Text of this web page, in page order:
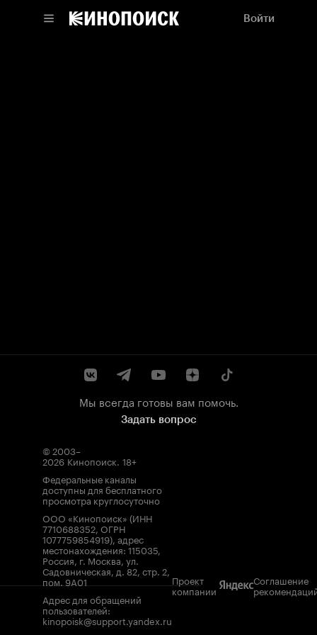
Войти
Мы всегда готовы вам помочь.
Задать вопрос
© 2003–
2026 Кинопоиск. 18+
Федеральные каналы
доступны для бесплатного
просмотра круглосуточно
ООО «Кинопоиск» (ИНН
7710688352, ОГРН
1077759854919), адрес
местонахождения: 115035,
Россия, г. Москва, ул.
Садовническая, д. 82, стр. 2,
пом. 9А01
Адрес для обращений
пользователей:
kinopoisk@support.yandex.ru
Проект
компании
Соглашение